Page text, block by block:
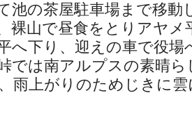
池の茶屋駐車場まで移動
裸山で昼食をとりアヤメ
へ下り、迎えの車で役場
では南アルプスの素晴
雨上がりのためじきに